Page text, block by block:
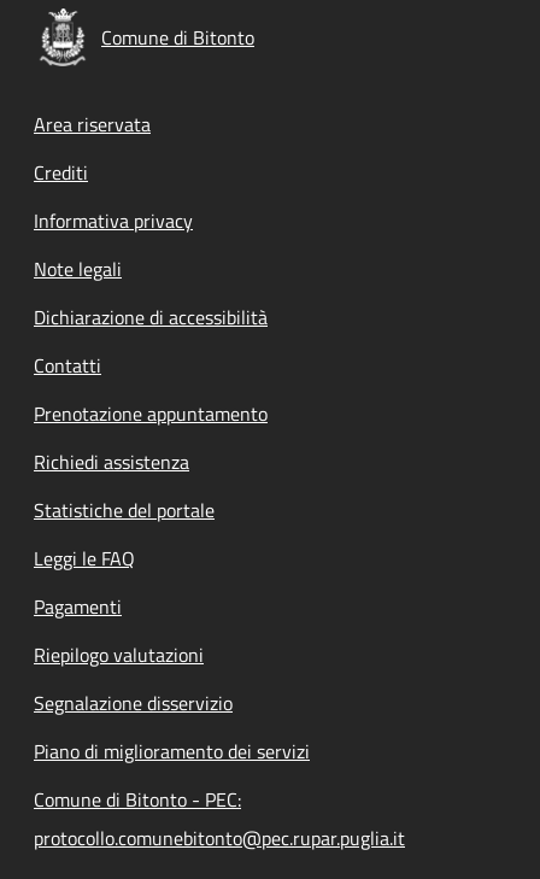
Comune di Bitonto
Footer menu
Area riservata
Crediti
Informativa privacy
Note legali
Dichiarazione di accessibilità
Contatti
Prenotazione appuntamento
Richiedi assistenza
Statistiche del portale
Leggi le FAQ
Pagamenti
Riepilogo valutazioni
Segnalazione disservizio
Piano di miglioramento dei servizi
Comune di Bitonto - PEC:
protocollo.comunebitonto@pec.rupar.puglia.it